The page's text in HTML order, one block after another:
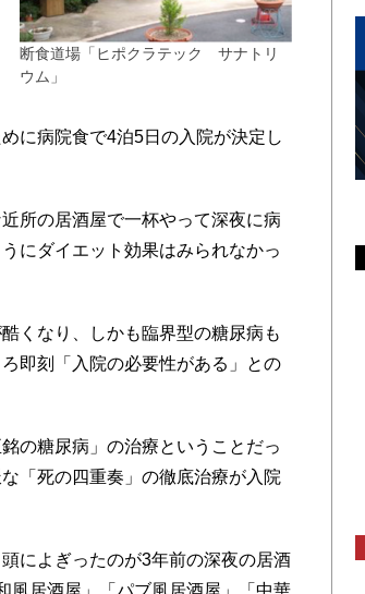
断食道場「ヒポクラテック サナトリ
ウム」
に病院食で4泊5日の入院が決定し
所の居酒屋で一杯やって深夜に病
にダイエット効果はみられなかっ
くなり、しかも臨界型の糖尿病も
即刻「入院の必要性がある」との
の糖尿病」の治療ということだっ
「死の四重奏」の徹底治療が入院
によぎったのが3年前の深夜の居酒
風居酒屋」「パブ風居酒屋」「中華